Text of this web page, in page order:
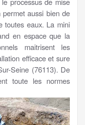
aussi bien de
toutes eaux. La mini
en espace que la
maitrisent les
efficace et sure
Seine (76113). De
toute les normes